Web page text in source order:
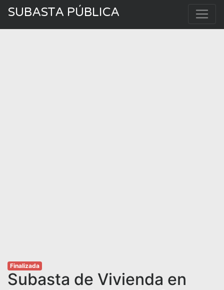
SUBASTA PÚBLICA
Finalizada
Subasta de Vivienda en